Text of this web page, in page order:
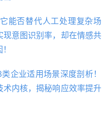
能否替代人工处理复杂场
意图识别率，却在情感共
企业适用场景深度剖析！
内核，揭秘响应效率提升